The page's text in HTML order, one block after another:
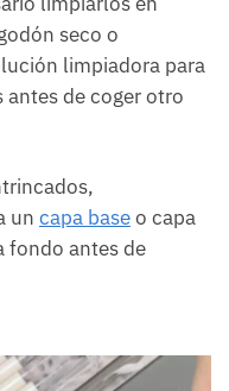
seco o
limpiadora para
de coger otro
un capa baseo capa
fondo antes de